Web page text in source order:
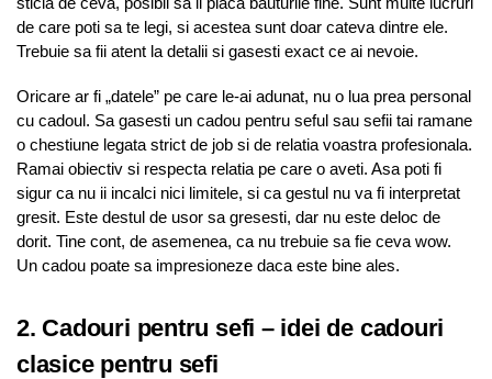
de care poti sa te legi, si acestea sunt doar cateva dintre ele.
Trebuie sa fii atent la detalii si gasesti exact ce ai nevoie.
Oricare ar fi „datele” pe care le-ai adunat, nu o lua prea personal
cu cadoul. Sa gasesti un cadou pentru seful sau sefii tai ramane
o chestiune legata strict de job si de relatia voastra profesionala.
Ramai obiectiv si respecta relatia pe care o aveti. Asa poti fi
sigur ca nu ii incalci nici limitele, si ca gestul nu va fi interpretat
gresit. Este destul de usor sa gresesti, dar nu este deloc de
dorit. Tine cont, de asemenea, ca nu trebuie sa fie ceva wow.
Un cadou poate sa impresioneze daca este bine ales.
2. Cadouri pentru sefi – idei de cadouri
clasice pentru sefi